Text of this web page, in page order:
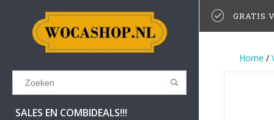
Results found
SALES EN COMBIDEALS!!!
GRATIS
Home /